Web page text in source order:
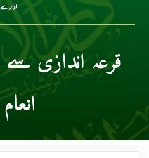
قرعہ اندازی